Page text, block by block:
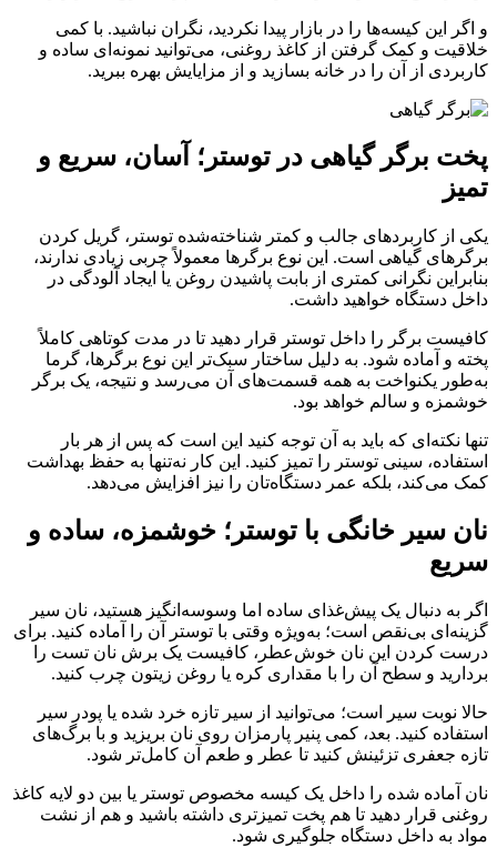
و اگر این کیسه‌ها را در بازار پیدا نکردید، نگران نباشید. با کمی
خلاقیت و کمک گرفتن از کاغذ روغنی، می‌توانید نمونه‌ای ساده و
کاربردی از آن را در خانه بسازید و از مزایایش بهره ببرید.
پخت برگر گیاهی در توستر؛ آسان، سریع و
تمیز
یکی از کاربردهای جالب و کمتر شناخته‌شده توستر، گریل کردن
برگرهای گیاهی است. این نوع برگرها معمولاً چربی زیادی ندارند،
بنابراین نگرانی کمتری از بابت پاشیدن روغن یا ایجاد آلودگی در
داخل دستگاه خواهید داشت.
کافیست برگر را داخل توستر قرار دهید تا در مدت کوتاهی کاملاً
پخته و آماده شود. به دلیل ساختار سبک‌تر این نوع برگرها، گرما
به‌طور یکنواخت به همه قسمت‌های آن می‌رسد و نتیجه، یک برگر
خوشمزه و سالم خواهد بود.
تنها نکته‌ای که باید به آن توجه کنید این است که پس از هر بار
استفاده، سینی توستر را تمیز کنید. این کار نه‌تنها به حفظ بهداشت
کمک می‌کند، بلکه عمر دستگاه‌تان را نیز افزایش می‌دهد.
نان سیر خانگی با توستر؛ خوشمزه، ساده و
سریع
اگر به دنبال یک پیش‌غذای ساده اما وسوسه‌انگیز هستید، نان سیر
گزینه‌ای بی‌نقص است؛ به‌ویژه وقتی با توستر آن را آماده کنید. برای
درست کردن این نان خوش‌عطر، کافیست یک برش نان تست را
بردارید و سطح آن را با مقداری کره یا روغن زیتون چرب کنید.
حالا نوبت سیر است؛ می‌توانید از سیر تازه خرد شده یا پودر سیر
استفاده کنید. بعد، کمی پنیر پارمزان روی نان بریزید و با برگ‌های
تازه جعفری تزئینش کنید تا عطر و طعم آن کامل‌تر شود.
نان آماده شده را داخل یک کیسه مخصوص توستر یا بین دو لایه کاغذ
روغنی قرار دهید تا هم پخت تمیزتری داشته باشید و هم از نشت
مواد به داخل دستگاه جلوگیری شود.